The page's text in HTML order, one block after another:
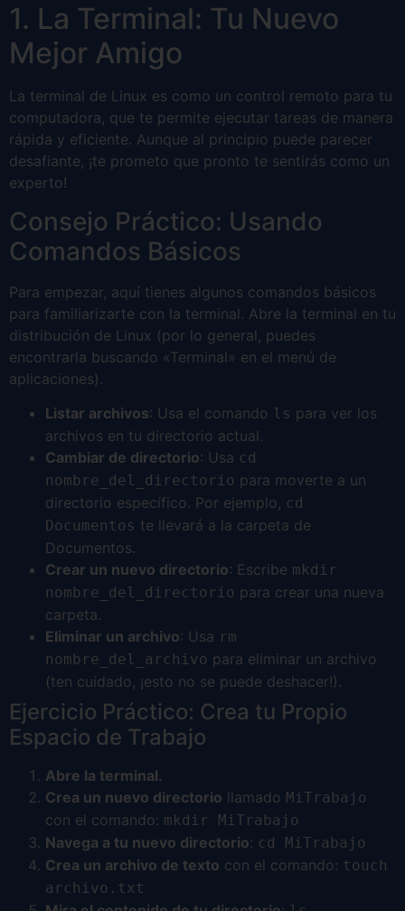
1. La Terminal: Tu Nuevo
Mejor Amigo
La terminal de Linux es como un control remoto para tu
computadora, que te permite ejecutar tareas de manera
rápida y eficiente. Aunque al principio puede parecer
desafiante, ¡te prometo que pronto te sentirás como un
experto!
Consejo Práctico: Usando
Comandos Básicos
Para empezar, aquí tienes algunos comandos básicos
para familiarizarte con la terminal. Abre la terminal en tu
distribución de Linux (por lo general, puedes
encontrarla buscando «Terminal» en el menú de
aplicaciones).
Listar archivos: Usa el comando ls para ver los
archivos en tu directorio actual.
Cambiar de directorio: Usa cd
nombre_del_directorio para moverte a un
directorio específico. Por ejemplo, cd
Documentos te llevará a la carpeta de
Documentos.
Crear un nuevo directorio: Escribe mkdir
nombre_del_directorio para crear una nueva
carpeta.
Eliminar un archivo: Usa rm
nombre_del_archivo para eliminar un archivo
(ten cuidado, ¡esto no se puede deshacer!).
Ejercicio Práctico: Crea tu Propio
Espacio de Trabajo
Abre la terminal.
Crea un nuevo directorio llamado MiTrabajo
con el comando: mkdir MiTrabajo
Navega a tu nuevo directorio: cd MiTrabajo
Crea un archivo de texto con el comando: touch
archivo.txt